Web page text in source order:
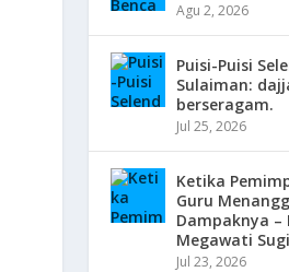
Agu 2, 2026
Puisi-Puisi
Sulaiman:
berseragam.
Jul 25, 2026
Ketika
Guru
Dampaknya –
Megawati
Jul 23, 2026